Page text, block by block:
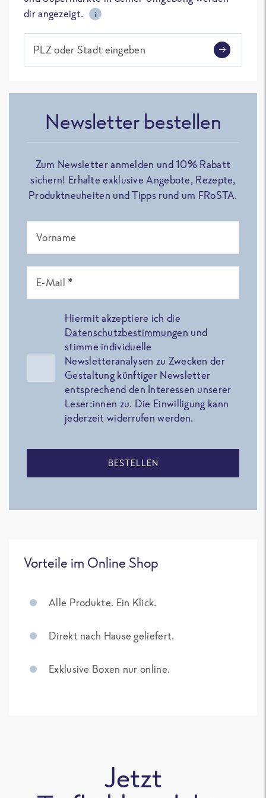
dir angezeigt.
i
PLZ oder Stadt eingeben
Newsletter bestellen
Zum Newsletter anmelden und 10% Rabatt
sichern! Erhalte exklusive Angebote, Rezepte,
Produktneuheiten und Tipps rund um FRoSTA.
Vorname
E-Mail *
Hiermit akzeptiere ich die
Datenschutzbestimmungen und
stimme individuelle
Newsletteranalysen zu Zwecken der
Gestaltung künftiger Newsletter
entsprechend den Interessen unserer
Leser:innen zu. Die Einwilligung kann
jederzeit widerrufen werden.
BESTELLEN
Vorteile im Online Shop
Alle Produkte. Ein Klick.
Direkt nach Hause geliefert.
Exklusive Boxen nur online.
Jetzt